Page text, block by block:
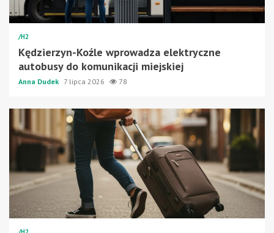
/H2
Kędzierzyn-Koźle wprowadza elektryczne
autobusy do komunikacji miejskiej
Anna Dudek 7 lipca 2026 78